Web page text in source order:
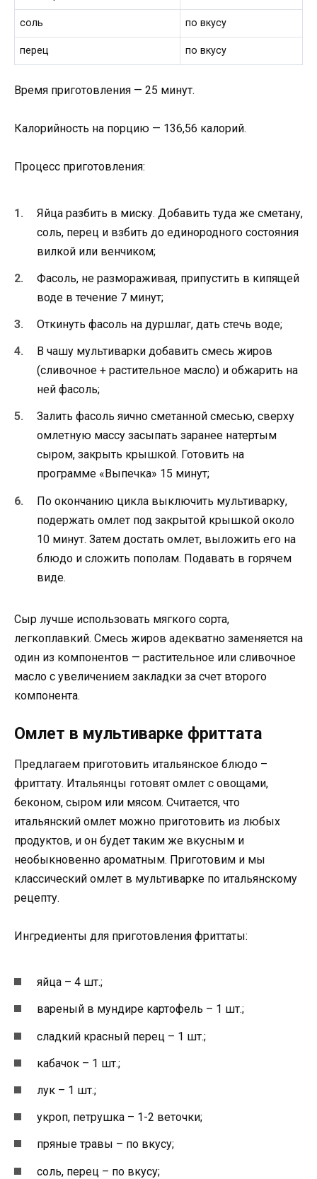
соль по вкусу
перец по вкусу
Время приготовления — 25 минут.
Калорийность на порцию — 136,56 калорий.
Процесс приготовления:
Яйца разбить в миску. Добавить туда же сметану,
соль, перец и взбить до единородного состояния
вилкой или венчиком;
Фасоль, не размораживая, припустить в кипящей
воде в течение 7 минут;
Откинуть фасоль на дуршлаг, дать стечь воде;
В чашу мультиварки добавить смесь жиров
(сливочное + растительное масло) и обжарить на
ней фасоль;
Залить фасоль яично сметанной смесью, сверху
омлетную массу засыпать заранее натертым
сыром, закрыть крышкой. Готовить на
программе «Выпечка» 15 минут;
По окончанию цикла выключить мультиварку,
подержать омлет под закрытой крышкой около
10 минут. Затем достать омлет, выложить его на
блюдо и сложить пополам. Подавать в горячем
виде.
Сыр лучше использовать мягкого сорта,
легкоплавкий. Смесь жиров адекватно заменяется на
один из компонентов — растительное или сливочное
масло с увеличением закладки за счет второго
компонента.
Омлет в мультиварке фриттата
Предлагаем приготовить итальянское блюдо –
фриттату. Итальянцы готовят омлет с овощами,
беконом, сыром или мясом. Считается, что
итальянский омлет можно приготовить из любых
продуктов, и он будет таким же вкусным и
необыкновенно ароматным. Приготовим и мы
классический омлет в мультиварке по итальянскому
рецепту.
Ингредиенты для приготовления фриттаты:
яйца – 4 шт.;
вареный в мундире картофель – 1 шт.;
сладкий красный перец – 1 шт.;
кабачок – 1 шт.;
лук – 1 шт.;
укроп, петрушка – 1-2 веточки;
пряные травы – по вкусу;
соль, перец – по вкусу;